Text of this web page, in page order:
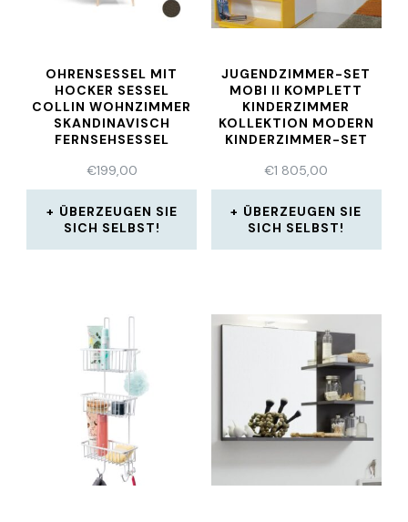
OHRENSESSEL MIT
HOCKER SESSEL
COLLIN WOHNZIMMER
SKANDINAVISCH
FERNSEHSESSEL
€199,00
ÜBERZEUGEN SIE
SICH SELBST!
JUGENDZIMMER-SET
MOBI II KOMPLETT
KINDERZIMMER
KOLLEKTION MODERN
KINDERZIMMER-SET
€1 805,00
ÜBERZEUGEN SIE
SICH SELBST!